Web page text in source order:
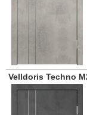
Velldoris Techno